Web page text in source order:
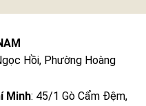
Hồi, Phường Hoàng
Minh: 45/1 Gò Cẩm Đệm,